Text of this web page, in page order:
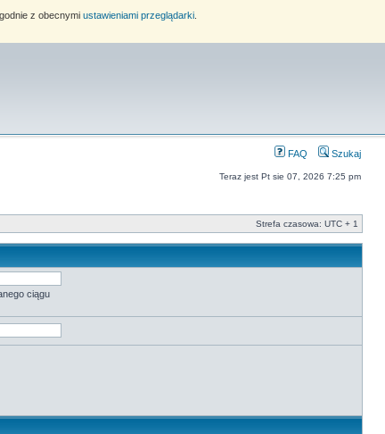
z obecnymi ustawieniami przeglądarki.
FAQ Szukaj
Teraz jest Pt sie 07, 2026 7:25 pm
Strefa czasowa: UTC + 1
ciągu